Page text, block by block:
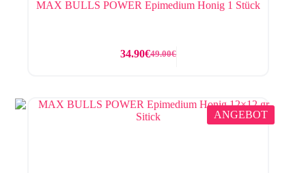
MAX BULLS POWER Epimedium Honig 1 Stück
49.00€
34.90€
ANGEBOT